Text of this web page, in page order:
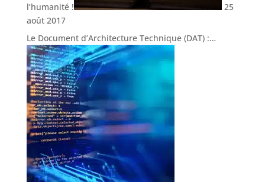
l’humanité !
25
août 2017
Le Document d’Architecture Technique (DAT) :…